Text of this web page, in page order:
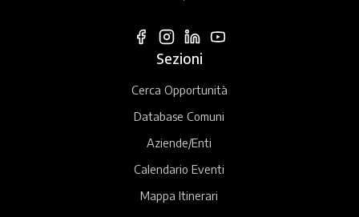
Sezioni
Cerca Opportunità
Database Comuni
Aziende/Enti
Calendario Eventi
Mappa Itinerari